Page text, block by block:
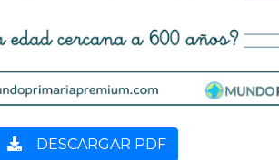
DESCARGAR PDF